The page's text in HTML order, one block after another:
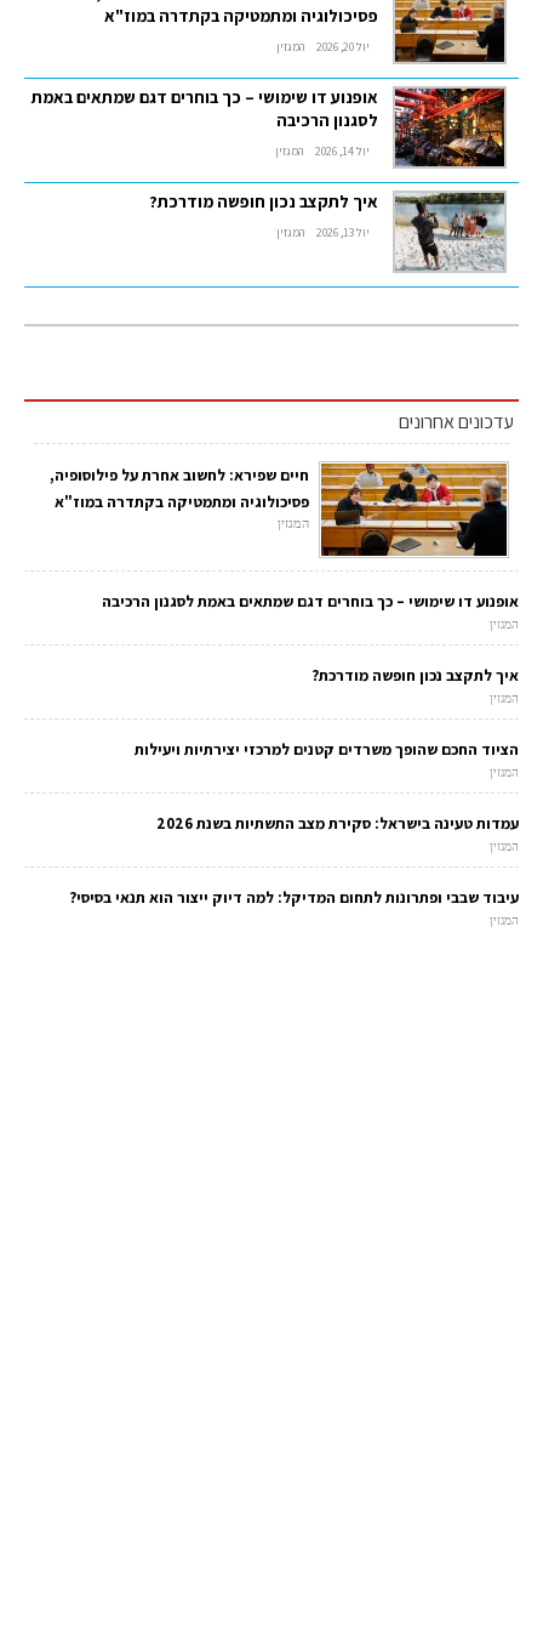
פסיכולוגיה ומתמטיקה בקתדרה במוז"א
יול 20, 2026 המגזין
אופנוע דו שימושי – כך בוחרים דגם שמתאים באמת
לסגנון הרכיבה
יול 14, 2026 המגזין
איך לתקצב נכון חופשה מודרכת?
יול 13, 2026 המגזין
עדכונים אחרונים
חיים שפירא: לחשוב אחרת על פילוסופיה,
פסיכולוגיה ומתמטיקה בקתדרה במוז"א
המגזין
אופנוע דו שימושי – כך בוחרים דגם שמתאים באמת לסגנון הרכיבה
המגזין
איך לתקצב נכון חופשה מודרכת?
המגזין
הציוד החכם שהופך משרדים קטנים למרכזי יצירתיות ויעילות
המגזין
עמדות טעינה בישראל: סקירת מצב התשתיות בשנת 2026
המגזין
עיבוד שבבי ופתרונות לתחום המדיקל: למה דיוק ייצור הוא תנאי בסיסי?
המגזין